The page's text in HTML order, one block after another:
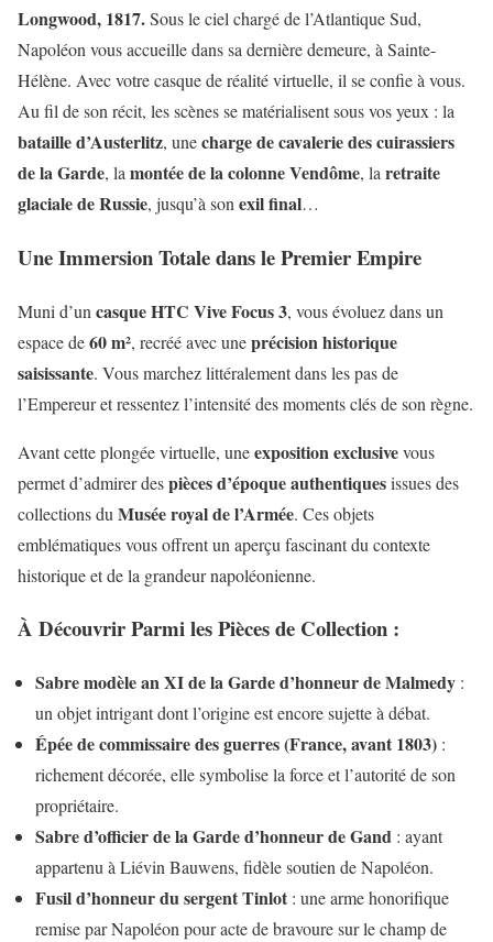
Longwood, 1817.Sous le ciel chargé de l’Atlantique Sud,
Napoléon vous accueille dans sa dernière demeure, à Sainte-
Hélène. Avec votre casque de réalité virtuelle, il se confie à vous.
Au fil de son récit, les scènes se matérialisent sous vos yeux : la
bataille d’Austerlitz, unecharge de cavalerie des cuirassiers
de la Garde, lamontée de la colonne Vendôme, laretraite
glaciale de Russie, jusqu’à sonexil final…
Une Immersion Totale dans le Premier Empire
Muni d’un casque HTC Vive Focus 3, vous évoluez dans un
espace de60 m², recréé avec uneprécision historique
saisissante. Vous marchez littéralement dans les pas de
l’Empereur et ressentez l’intensité des moments clés de son règne.
Avant cette plongée virtuelle, uneexposition exclusivevous
permet d’admirer despièces d’époque authentiquesissues des
collections du Musée royal de l’Armée. Ces objets
emblématiques vous offrent un aperçu fascinant du contexte
historique et de la grandeur napoléonienne.
À Découvrir Parmi les Pièces de Collection :
Sabre modèle an XI de la Garde d’honneur de Malmedy :
un objet intrigant dont l’origine est encore sujette à débat.
Épée de commissaire des guerres (France, avant 1803) :
richement décorée, elle symbolise la force et l’autorité de son
propriétaire.
Sabre d’officier de la Garde d’honneur de Gand : ayant
appartenu à Liévin Bauwens, fidèle soutien de Napoléon.
Fusil d’honneur du sergent Tinlot : une arme honorifique
remise par Napoléon pour acte de bravoure sur le champ de